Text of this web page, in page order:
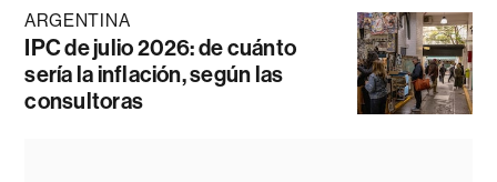
ARGENTINA
IPC de julio 2026: de cuánto
sería la inflación, según las
consultoras